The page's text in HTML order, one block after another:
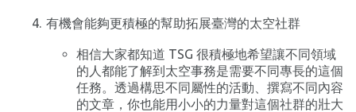
有機會能夠更積極的幫助拓展臺灣的太空社群
相信大家都知道 TSG 很積極地希望讓不同領域
的人都能了解到太空事務是需要不同專長的這個
任務。透過構思不同屬性的活動、撰寫不同內容
的文章，你也能用小小的力量對這個社群的壯大